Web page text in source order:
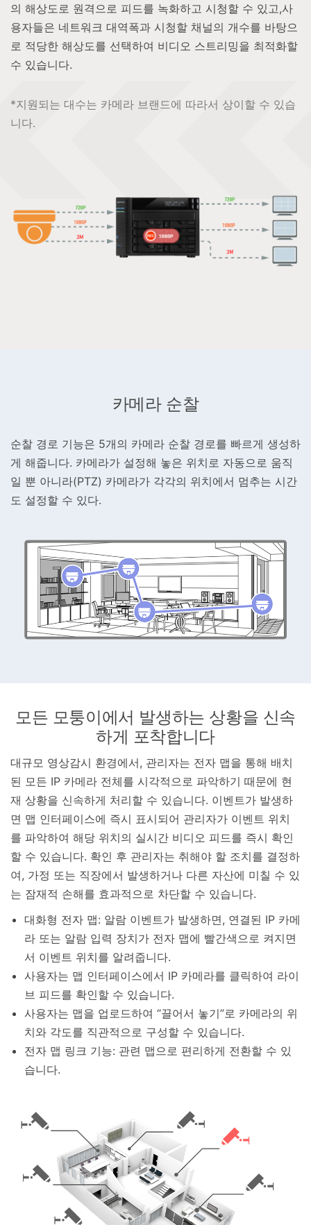
의 해상도로 원격으로 피드를 녹화하고 시청할 수 있고,사
용자들은 네트워크 대역폭과 시청할 채널의 개수를 바탕으
로 적당한 해상도를 선택하여 비디오 스트리밍을 최적화할
수 있습니다.
*지원되는 대수는 카메라 브랜드에 따라서 상이할 수 있습
니다.
카메라 순찰
순찰 경로 기능은 5개의 카메라 순찰 경로를 빠르게 생성하
게 해줍니다. 카메라가 설정해 놓은 위치로 자동으로 움직
일 뿐 아니라(PTZ) 카메라가 각각의 위치에서 멈추는 시간
도 설정할 수 있다.
모든 모퉁이에서 발생하는 상황을 신속
하게 포착합니다
대규모 영상감시 환경에서, 관리자는 전자 맵을 통해 배치
된 모든 IP 카메라 전체를 시각적으로 파악하기 때문에 현
재 상황을 신속하게 처리할 수 있습니다. 이벤트가 발생하
면 맵 인터페이스에 즉시 표시되어 관리자가 이벤트 위치
를 파악하여 해당 위치의 실시간 비디오 피드를 즉시 확인
할 수 있습니다. 확인 후 관리자는 취해야 할 조치를 결정하
여, 가정 또는 직장에서 발생하거나 다른 자산에 미칠 수 있
는 잠재적 손해를 효과적으로 차단할 수 있습니다.
대화형 전자 맵: 알람 이벤트가 발생하면, 연결된 IP 카메
라 또는 알람 입력 장치가 전자 맵에 빨간색으로 켜지면
서 이벤트 위치를 알려줍니다.
사용자는 맵 인터페이스에서 IP 카메라를 클릭하여 라이
브 피드를 확인할 수 있습니다.
사용자는 맵을 업로드하여 “끌어서 놓기”로 카메라의 위
치와 각도를 직관적으로 구성할 수 있습니다.
전자 맵 링크 기능: 관련 맵으로 편리하게 전환할 수 있
습니다.